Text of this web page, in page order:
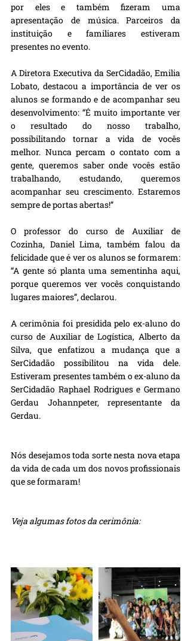
por eles e também fizeram uma
apresentação de música. Parceiros da
instituição e familiares estiveram
presentes no evento.
A Diretora Executiva da SerCidadão, Emilia
Lobato, destacou a importância de ver os
alunos se formando e de acompanhar seu
desenvolvimento: “É muito importante ver
o resultado do nosso trabalho,
possibilitando tornar a vida de vocês
melhor. Nunca percam o contato com a
gente, queremos saber onde vocês estão
trabalhando, estudando, queremos
acompanhar seu crescimento. Estaremos
sempre de portas abertas!”
O professor do curso de Auxiliar de
Cozinha, Daniel Lima, também falou da
felicidade que é ver os alunos se formarem:
“A gente só planta uma sementinha aqui,
porque queremos ver vocês conquistando
lugares maiores”, declarou.
A cerimônia foi presidida pelo ex-aluno do
curso de Auxiliar de Logística, Alberto da
Silva, que enfatizou a mudança que a
SerCidadão possibilitou na vida dele.
Estiveram presentes também o ex-aluno da
SerCidadão Raphael Rodrigues e Germano
Gerdau Johannpeter, representante da
Gerdau.
Nós desejamos toda sorte nesta nova etapa
da vida de cada um dos novos profissionais
que se formaram!
Veja algumas fotos da cerimônia: